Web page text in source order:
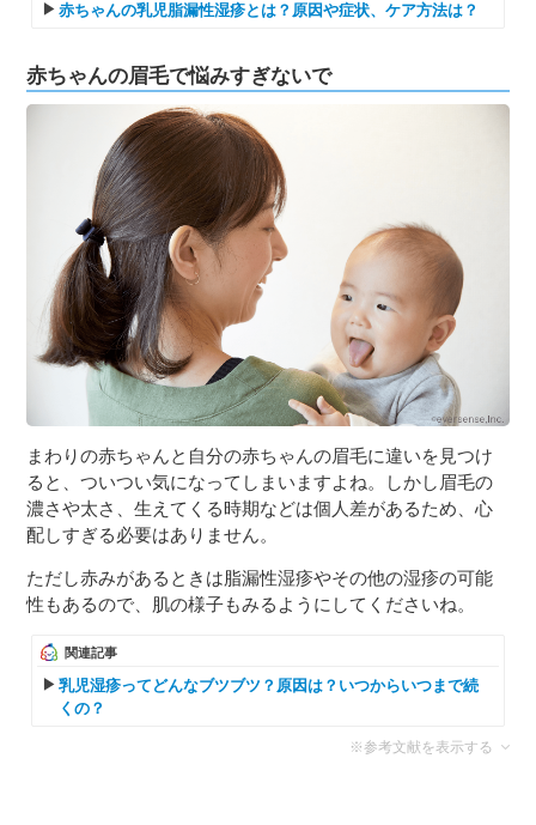
赤ちゃんの乳児脂漏性湿疹とは？原因や症状、ケア方法は？
赤ちゃんの眉毛で悩みすぎないで
まわりの赤ちゃんと自分の赤ちゃんの眉毛に違いを見つけ
ると、ついつい気になってしまいますよね。しかし眉毛の
濃さや太さ、生えてくる時期などは個人差があるため、心
配しすぎる必要はありません。
ただし赤みがあるときは脂漏性湿疹やその他の湿疹の可能
性もあるので、肌の様子もみるようにしてくださいね。
関連記事
乳児湿疹ってどんなブツブツ？原因は？いつからいつまで続
くの？
※参考文献を表示する